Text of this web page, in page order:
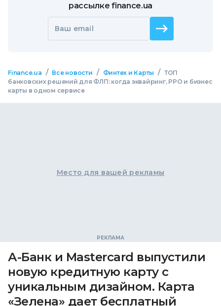
рассылке finance.ua
Ваш email
Finance.ua / Все новости / Финтех и Карты / ТОП
банковских решений для ФЛП: когда эквайринг, РРО и бизнес
карты в одном сервисе
Место для вашей рекламы
А-Банк и Mastercard выпустили
новую кредитную карту с
уникальным дизайном. Карта
«Зелена» дает бесплатный